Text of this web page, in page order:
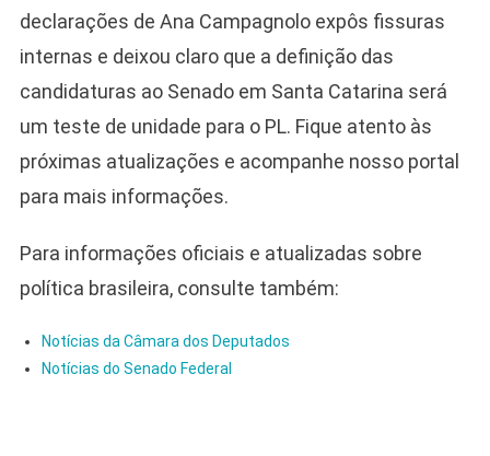
declarações de Ana Campagnolo expôs fissuras
internas e deixou claro que a definição das
candidaturas ao Senado em Santa Catarina será
um teste de unidade para o PL. Fique atento às
próximas atualizações e acompanhe nosso portal
para mais informações.
Para informações oficiais e atualizadas sobre
política brasileira, consulte também:
Notícias da Câmara dos Deputados
Notícias do Senado Federal